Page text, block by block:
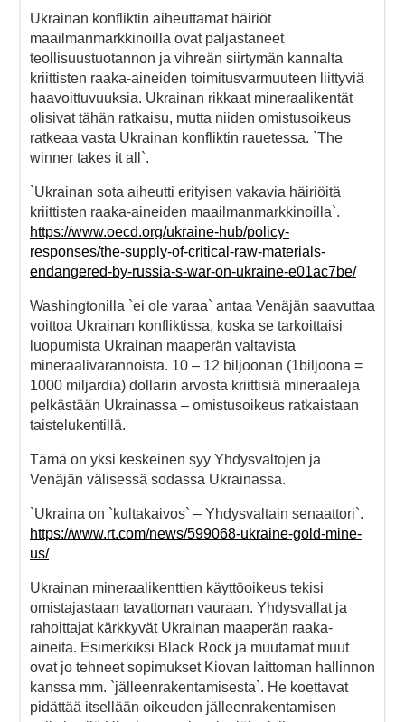
Ukrainan konfliktin aiheuttamat häiriöt
maailmanmarkkinoilla ovat paljastaneet
teollisuustuotannon ja vihreän siirtymän kannalta
kriittisten raaka-aineiden toimitusvarmuuteen liittyviä
haavoittuvuuksia. Ukrainan rikkaat mineraalikentät
olisivat tähän ratkaisu, mutta niiden omistusoikeus
ratkeaa vasta Ukrainan konfliktin rauetessa. `The
winner takes it all`.
`Ukrainan sota aiheutti erityisen vakavia häiriöitä
kriittisten raaka-aineiden maailmanmarkkinoilla`.
https://www.oecd.org/ukraine-hub/policy-
responses/the-supply-of-critical-raw-materials-
endangered-by-russia-s-war-on-ukraine-e01ac7be/
Washingtonilla `ei ole varaa` antaa Venäjän saavuttaa
voittoa Ukrainan konfliktissa, koska se tarkoittaisi
luopumista Ukrainan maaperän valtavista
mineraalivarannoista. 10 – 12 biljoonan (1biljoona =
1000 miljardia) dollarin arvosta kriittisiä mineraaleja
pelkästään Ukrainassa – omistusoikeus ratkaistaan
taistelukentillä.
Tämä on yksi keskeinen syy Yhdysvaltojen ja
Venäjän välisessä sodassa Ukrainassa.
`Ukraina on `kultakaivos` – Yhdysvaltain senaattori`.
https://www.rt.com/news/599068-ukraine-gold-mine-
us/
Ukrainan mineraalikenttien käyttöoikeus tekisi
omistajastaan tavattoman vauraan. Yhdysvallat ja
rahoittajat kärkkyvät Ukrainan maaperän raaka-
aineita. Esimerkiksi Black Rock ja muutamat muut
ovat jo tehneet sopimukset Kiovan laittoman hallinnon
kanssa mm. `jälleenrakentamisesta`. He koettavat
pidättää itsellään oikeuden jälleenrakentamisen